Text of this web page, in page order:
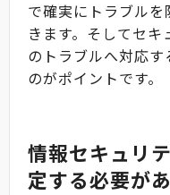
で確実にトラブル
きます。そしてセ
のトラブルへ対応
のがポイントです。
情報セキュリ
定する必要が